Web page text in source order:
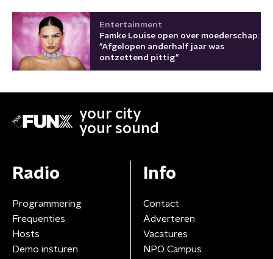
Entertainment
Famke Louise open over moederschap:
"Afgelopen anderhalf jaar was
ontzettend pittig"
your city
your sound
Radio
Programmering
Frequenties
Hosts
Demo insturen
Info
Contact
Adverteren
Vacatures
NPO Campus